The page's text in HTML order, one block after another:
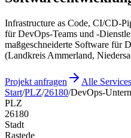
Infrastructure as Code, CI/CD-
für DevOps-Teams und -
maßgeschneiderte Software für
(Landkreis Ammerland,
Projekt anfragen
Alle
Start/PLZ/26180/DevOps-
PLZ
26180
Stadt
Rastede